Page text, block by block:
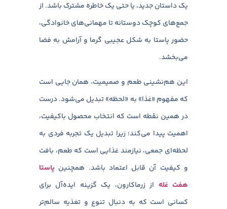
یک داستان جدید، یا حتی یک خاطره مشترک باشد. از
جمع‌های کوچک دوستانه تا مهمانی‌های خانوادگی،
حضور پاستا به شکل عجیبی گرما و آرامش به فضا
می‌بخشد.
این هم‌نشینی طعم و صمیمیت، همان جایی است
که مفهوم «غذا» به «لحظه» تبدیل می‌شود. درست
در همین نقطه است که انتخاب محصول باکیفیت،
اهمیت پیدا می‌کند؛ زیرا تبدیل یک تجربه فردی به
لحظه‌ای جمعی، نیازمند غذایی است که طعم، بافت
و کیفیت آن قابل اعتماد باشد. همچنین پاستا
هفت غله از زرماکارون، یک گزینه ایده‌آل برای
کسانی است که به دنبال تنوع و تغذیه سالم‌تر